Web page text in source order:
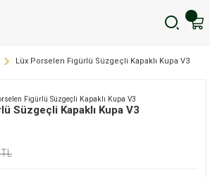
Lüx Porselen Figürlü Süzgeçli Kapaklı Kupa V3
Süzgeçli Kapaklı Kupa V3